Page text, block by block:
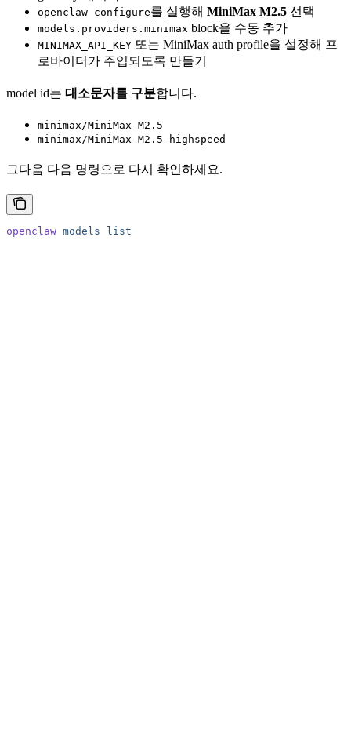
openclaw configure를 실행해 MiniMax M2.5 선택
models.providers.minimax block을 수동 추가
MINIMAX_API_KEY 또는 MiniMax auth profile을 설정해 프
로바이더가 주입되도록 만들기
model id는 대소문자를 구분합니다.
minimax/MiniMax-M2.5
minimax/MiniMax-M2.5-highspeed
그다음 다음 명령으로 다시 확인하세요.
openclaw models list